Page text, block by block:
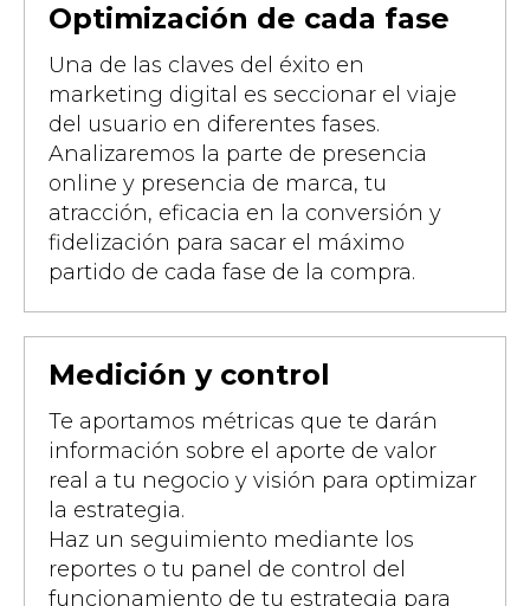
Optimización de cada fase
Una de las claves del éxito en
marketing digital es seccionar el viaje
del usuario en diferentes fases.
Analizaremos la parte de presencia
online y presencia de marca, tu
atracción, eficacia en la conversión y
fidelización para sacar el máximo
partido de cada fase de la compra.
Medición y control
Te aportamos métricas que te darán
información sobre el aporte de valor
real a tu negocio y visión para optimizar
la estrategia.
Haz un seguimiento mediante los
reportes o tu panel de control del
funcionamiento de tu estrategia para